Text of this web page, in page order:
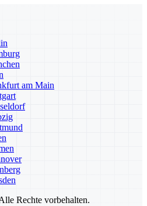
am Main
Rechte vorbehalten.